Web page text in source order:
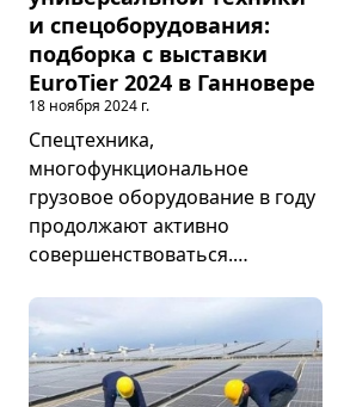
опасностей или опасностях в
рабочей зоне. Но, несмотря на
принимаемые меры,
несчастные случаи с
работниками происходят.
и спецоборудования:
подборка с выставки
EuroTier 2024 в Ганновере
18 ноября 2024 г.
Спецтехника,
многофункциональное
грузовое оборудование в году
продолжают активно
совершенствоваться.
сегментом в строительной
индустрии, сельском
хозяйстве, а также в области
налаженного производства,